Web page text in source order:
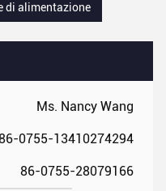
Ms. Nancy Wang
0755-13410274294
86-0755-28079166
di alimentazione